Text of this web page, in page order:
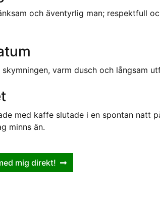
och äventyrlig man; respektfull
varm dusch och långsam
med kaffe slutade i en spontan natt
minns än.
mig direkt!